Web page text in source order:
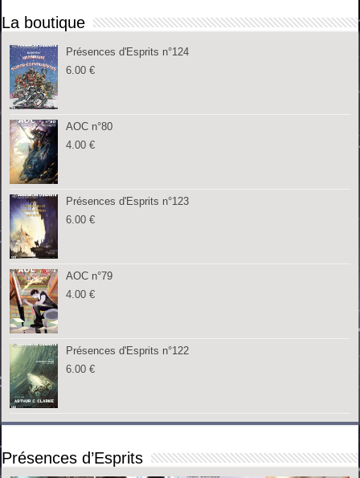
La boutique
Présences d'Esprits n°124
6.00€
AOC n°80
4.00€
Présences d'Esprits n°123
6.00€
AOC n°79
4.00€
Présences d'Esprits n°122
6.00€
Présences d’Esprits